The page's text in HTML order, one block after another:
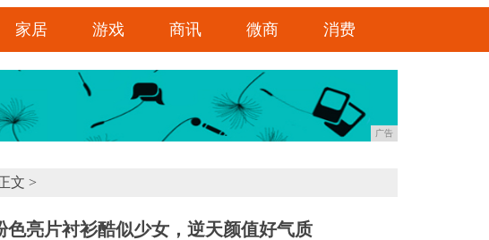
家居 游戏 商讯 微商 消费
广告
文 >
色亮片衬衫酷似少女，逆天颜值好气质